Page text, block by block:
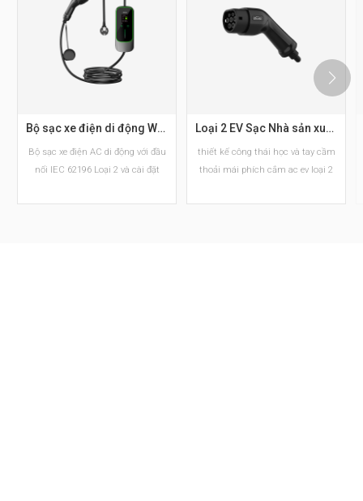
Bộ sạc xe điện di động Workersbee IEC 62196 Loại 2 với dòng điện điều chỉnh được.
Bộ sạc xe điện AC di động với đầu
nối IEC 62196 Loại 2 và cài đặt
các phiên bản 6–16A và 10–32A
Loại 2 EV Sạc Nhà sản xuất phích cắm AC EV tiêu chuẩn Châu Âu
thiết kế công thái học và tay cầm
thoải mái phích cắm ac ev loại 2